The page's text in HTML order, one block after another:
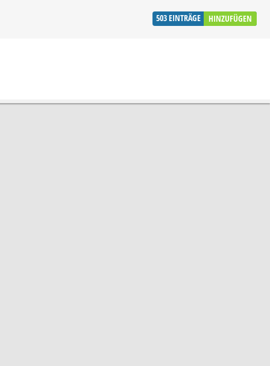
503EINTRÄGE HINZUFÜGEN